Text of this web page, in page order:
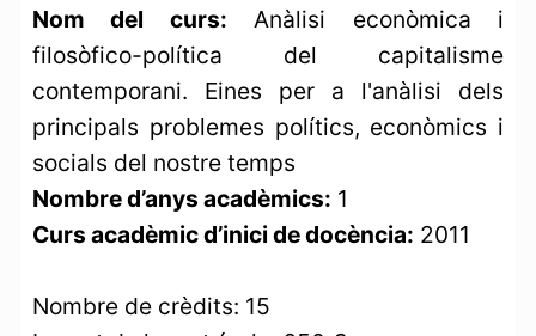
Nom del curs: Anàlisi econòmica i
filosòfico-política del capitalisme
contemporani. Eines per a l'anàlisi dels
principals problemes polítics, econòmics i
socials del nostre temps
Nombre d’anys acadèmics: 1
Curs acadèmic d’inici de docència: 2011
Nombre de crèdits: 15